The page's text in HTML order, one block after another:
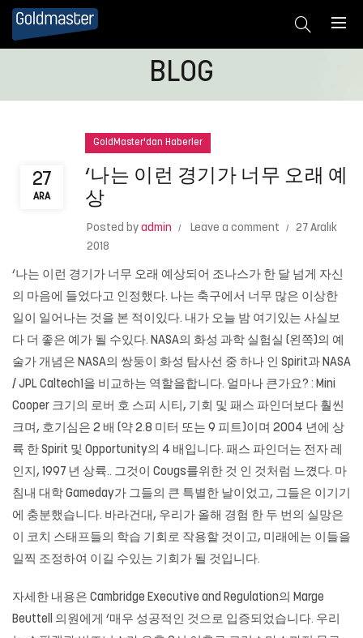
BLOG
27
ARA
GoldMaster'dan Haberler
‘나는 이런 경기가 너무 오래 예
상
Posted by admin Leave a comment
27 Aralık
2018
‘나는 이런 경기가 너무 오래 예상되어 조나스가 한 달 넘게 자신
의 마음에 들었다고 인정했다. 나는 축구에서 너무 많은 이상한
일이 일어나는 것을 본 적이있다. 내가 오늘 밤 여기있는 사실보
다 더 좋은 예가 될 수있다. NASA의 화성 과학 실험실 (왼쪽)의 예
술가 개념은 NASA의 쌍둥이 화성 탐사선 중 하나 인 Spirit과 NASA
/ JPL Caltech1을 비교하는 역할을합니다. 얼마나 큰가요? : Mini
Cooper 크기의 로버 호 스피 시티, 기회 및 패스 파인더보다 훨씬
크며, 호기심은 2 배 (약 2.8 미터 또는 9 피트)이며 2004 년에 상
륙 한 Spirit 및 Opportunity의 4 배입니다. 패스 파인더는 전자 레
인지, 1997 년 상륙.. 그것이 Cougs를위한 것 인 것처럼 느꼈다. 마
침내 대학 Gameday가 그들의 큰 특별한 날이었고, 그들은 이기기
에 충분했습니다. 바라건대, 우리가 올해 경험 한 두 번의 실망은
이 코치 스태프들의 학습 기회로 작용할 것이고, 미래에는 이들을
일찍 조정하여 이길 수있는 기회가 될 것입니다.
자세한 내용은 Cambridge Executive and Regulation의 Marge
Beuttell 의원에게 ‘매우 성공적인 것으로 입증되었습니다. 우리